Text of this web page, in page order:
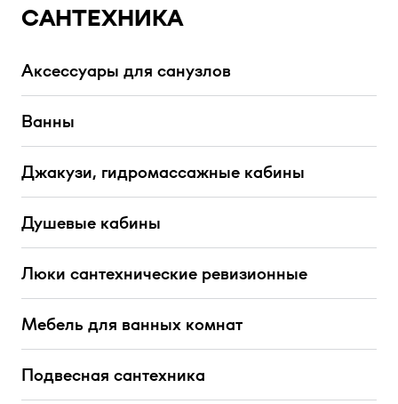
САНТЕХНИКА
Аксессуары для санузлов
Ванны
Джакузи, гидромассажные кабины
Душевые кабины
Люки сантехнические ревизионные
Мебель для ванных комнат
Подвесная сантехника